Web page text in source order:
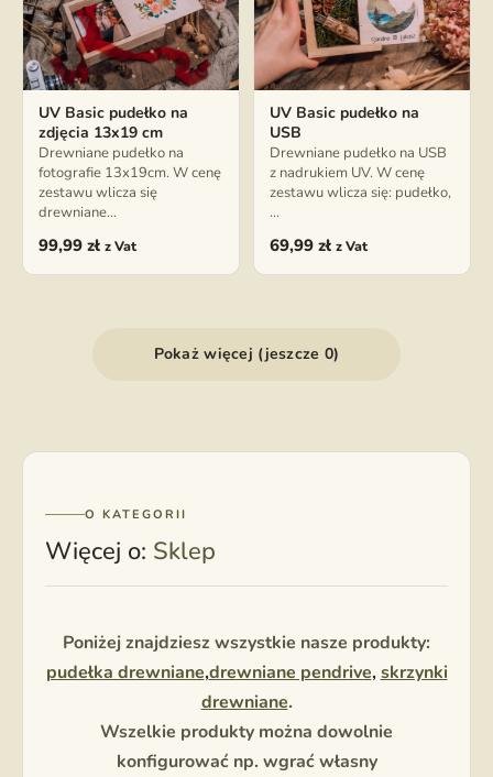
UV Basic pudełko na
zdjęcia 13x19 cm
Drewniane pudełko na
fotografie 13x19cm. W cenę
zestawu wlicza się
drewniane…
99,99 zł z Vat
UV Basic pudełko na
USB
Drewniane pudełko na USB
z nadrukiem UV. W cenę
zestawu wlicza się: pudełko,
…
69,99 zł z Vat
Pokaż więcej (jeszcze 0)
O KATEGORII
Więcej o: Sklep
Poniżej znajdziesz wszystkie nasze produkty:
pudełka drewniane,drewniane pendrive,skrzynki
drewniane.
Wszelkie produkty można dowolnie
konfigurować np. wgrać własny